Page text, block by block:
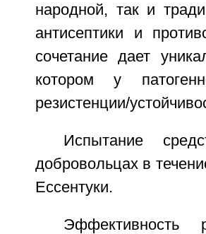
народной, так и
антисептики и
сочетание дает
котором у
резистенции/
Испытание
добровольцах в
Ессентуки.
Эффективность